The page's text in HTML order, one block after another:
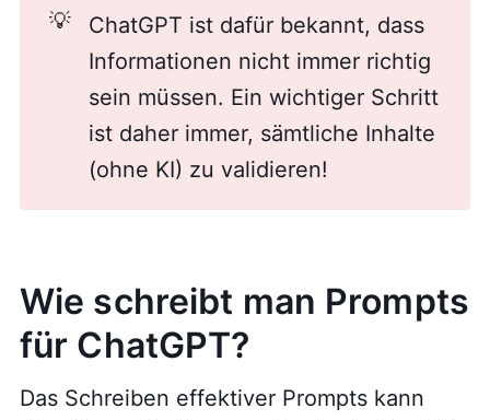
💡
ChatGPT ist dafür bekannt, dass
Informationen nicht immer richtig
sein müssen. Ein wichtiger Schritt
ist daher immer, sämtliche Inhalte
(ohne KI) zu validieren!
Wie schreibt man Prompts
für ChatGPT?
Das Schreiben effektiver Prompts kann